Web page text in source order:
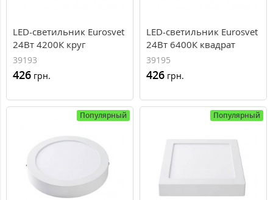
LED-светильник Eurosvet
24Вт 4200К круг
накладной 300мм
39193
426 грн.
LED-светильник Eurosvet
24Вт 6400К квадрат
накладной 300*300
39195
426 грн.
Популярный Популярный